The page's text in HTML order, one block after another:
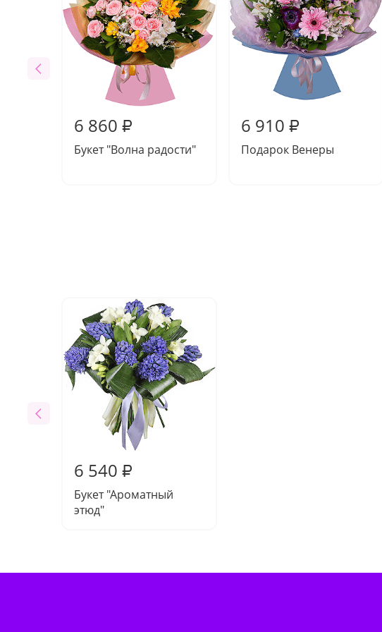
6 860 ₽
Букет "Волна радости"
6 910 ₽
Подарок Венеры
6 540 ₽
Букет "Ароматный
этюд"